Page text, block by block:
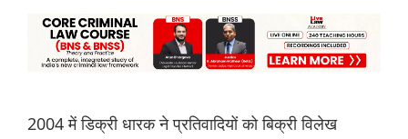
2004 में डिक्री धारक ने प्रतिवादियों को बिक्री विलेख